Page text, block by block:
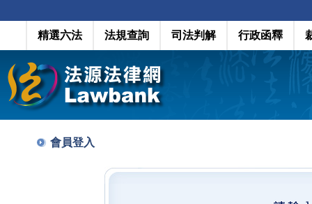
精選六法 法規查詢 司法判解 行政函釋
會員登入